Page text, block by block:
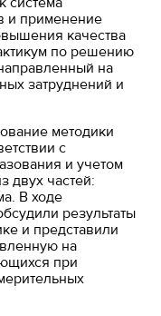
и применение
качества
по решению
на
затруднений и
методики
с
и учетом
двух частей:
В ходе
результаты
и представили
на
при